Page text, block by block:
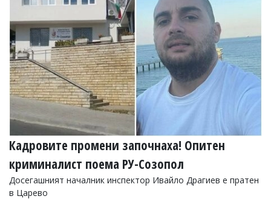
УКРАЙНА
СПОРТ
РАЗСЛЕДВАНЕ
БИЗНЕС
ЮГ
Веселин
email:
v.vasilev@flagman.bg
Катя
Касабова,
еmail:k.kassabova@flagman.bg
Кадровите промени започнаха! Опитен
криминалист поема РУ-Созопол
Досегашният началник инспектор Ивайло Драгиев е пратен
в Царево